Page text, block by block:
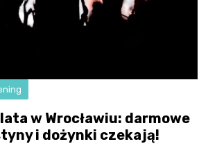
w Wrocławiu: darmowe
i dożynki czekają!